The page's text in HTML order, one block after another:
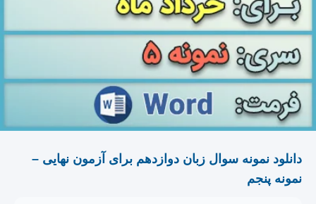
دانلود نمونه سوال زبان دوازدهم برای آزمون نهایی –
نمونه پنجم